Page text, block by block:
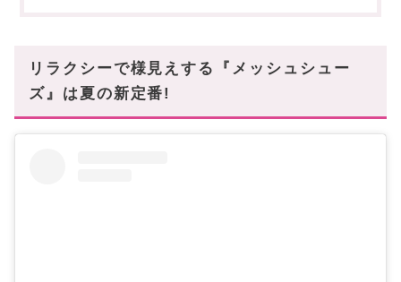
街を闊歩したくなる肌馴染み◎のヴィジュアル!
リラクシーで様見えする『メッシュシュー
ズ』は夏の新定番!